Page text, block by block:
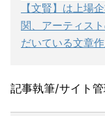
【文賢】は上場
関、アーティス
だいている文章
記事執筆/サイト